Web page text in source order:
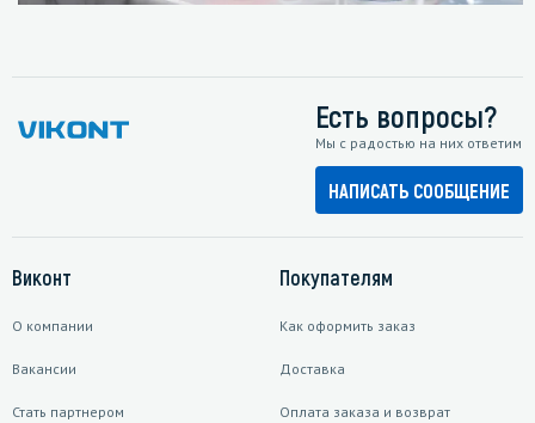
Есть вопросы?
Мы с радостью на них ответим
НАПИСАТЬ СООБЩЕНИЕ
Виконт
О компании
Вакансии
Стать партнером
Покупателям
Как оформить заказ
Доставка
Оплата заказа и возврат